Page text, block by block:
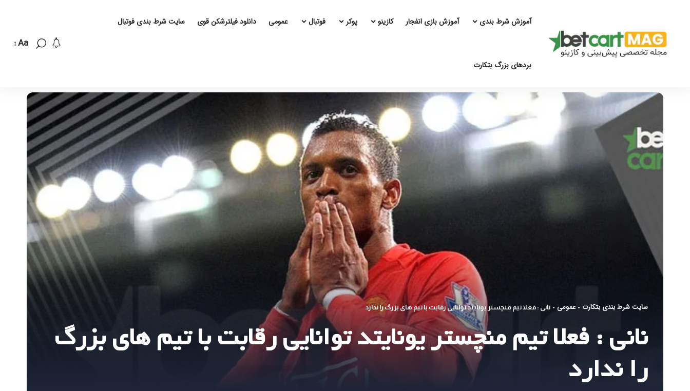
آموزش شرط بندی آموزش بازی انفجار کازینو پوکر فوتبال عمومی دانلود فیلترشکن قوی سایت شرط بندی فوتبال
بردهای بزرگ بتکارت
Aa
سایت شرط بندی بتکارت - عمومی - نانی : فعلا تیم منچستر یونایتد توانایی رقابت با تیم های بزرگ را ندارد
نانی : فعلا تیم منچستر یونایتد توانایی رقابت با تیم های بزرگ
را ندارد